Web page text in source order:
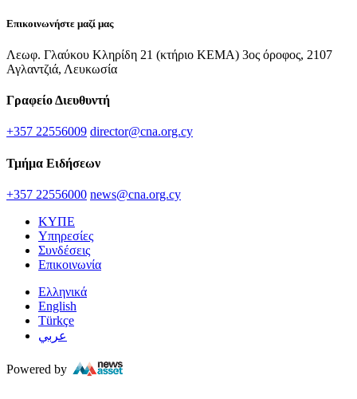
Επικοινωνήστε μαζί μας
Λεωφ. Γλαύκου Κληρίδη 21 (κτήριο ΚΕΜΑ) 3ος όροφος, 2107
Αγλαντζιά, Λευκωσία
Γραφείο Διευθυντή
+357 22556009 director@cna.org.cy
Τμήμα Ειδήσεων
+357 22556000 news@cna.org.cy
ΚΥΠΕ
Υπηρεσίες
Συνδέσεις
Επικοινωνία
Ελληνικά
English
Türkçe
عربي
Powered by